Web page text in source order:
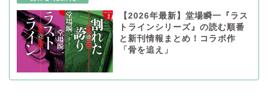
【2026年最新】堂場瞬一『ラス
トラインシリーズ』の読む順番
と新刊情報まとめ！コラボ作
「骨を追え」